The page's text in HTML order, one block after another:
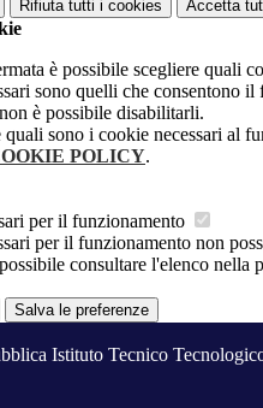
Rifiuta tutti i cookies Accetta
è possibile scegliere quali
sono quelli che consentono il
è possibile disabilitarli.
quali sono i cookie necessari al
POLICY.
per il funzionamento
per il funzionamento non
consultare l'elenco nella
Salva le preferenze
Istituto Tecnico